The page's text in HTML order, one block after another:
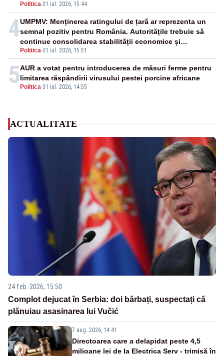
Politica-31 iul. 2026, 15:44
4
Politica-31 iul. 2026, 15:51
UMPMV: Menținerea ratingului de țară ar reprezenta un
semnal pozitiv pentru România. Autoritățile trebuie să
continue consolidarea stabilității economice și
financiare
5 Politica-31 iul. 2026, 14:55
AUR a votat pentru introducerea de măsuri ferme pentru
limitarea răspândirii virusului pestei porcine africane
ACTUALITATE
24 feb. 2026, 15:50
Complot dejucat în Serbia: doi bărbați, suspectați că
plănuiau asasinarea lui Vučić
7 aug. 2026, 14:41
Directoarea care a delapidat peste 4,5
milioane lei de la Electrica Serv - trimisă în